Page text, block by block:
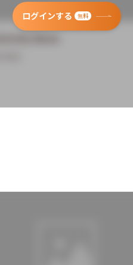
ログインする 無料
ド